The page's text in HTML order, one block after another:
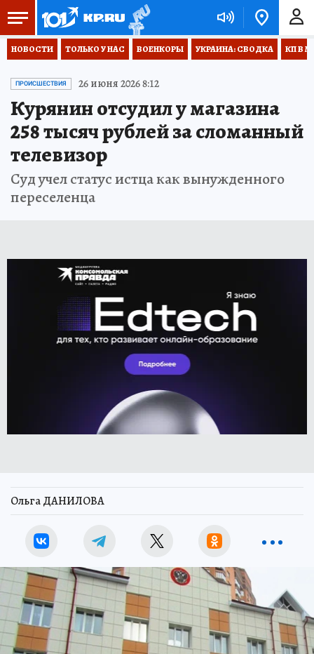
НОВОСТИ ТОЛЬКО У НАС ВОЕНКОРЫ УКРАИНА: СВОДКА КП В
ПРОИСШЕСТВИЯ 26 июня 2026 8:12
Курянин отсудил у магазина
258 тысяч рублей за сломанный
телевизор
Суд учел статус истца как вынужденного
переселенца
Ольга ДАНИЛОВА